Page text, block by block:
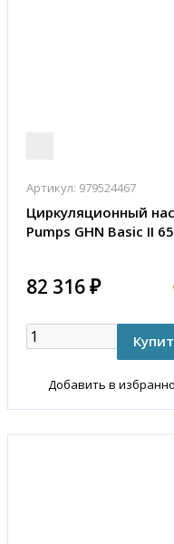
Артикул: 979524467
Циркуляционный
Pumps GHN Basic II
82 316 ₽
Добавить в